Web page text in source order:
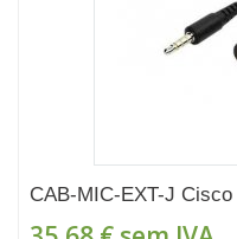
CAB-MIC-EXT-J